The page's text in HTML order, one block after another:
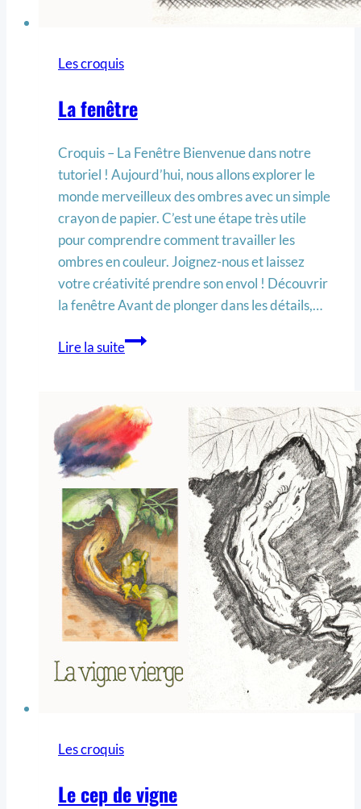
Les croquis
La fenêtre
Croquis – La Fenêtre Bienvenue dans notre
tutoriel ! Aujourd’hui, nous allons explorer le
monde merveilleux des ombres avec un simple
crayon de papier. C’est une étape très utile
pour comprendre comment travailler les
ombres en couleur. Joignez-nous et laissez
votre créativité prendre son envol ! Découvrir
la fenêtre Avant de plonger dans les détails,…
Lire la suite
Les croquis
Le cep de vigne